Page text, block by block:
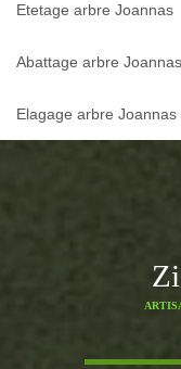
Etetage arbre Joannas
Abattage arbre Joannas
Elagage arbre Joannas